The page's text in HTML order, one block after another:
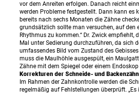
vor dem Anreiten erfolgen. Danach reicht
werden Probleme festgestellt. Dann kann es
bereits nach sechs Monaten die Zähne
grundsätzlich sollte man versuchen, auf den
Rhythmus zu kommen.“ Dr. Zwick empfiehlt,
Mal unter Sedierung durchzuführen, da sich
umfassendes Bild vom Zustand des
muss die Maulhöhle ausgespült, ein
Zähne mit dem Spiegel oder einem
Korrekturen der Schneide- und
Im Rahmen der Zahnkontrolle werden die
regelmäßig auf Fehlstellungen überprüft. „Es